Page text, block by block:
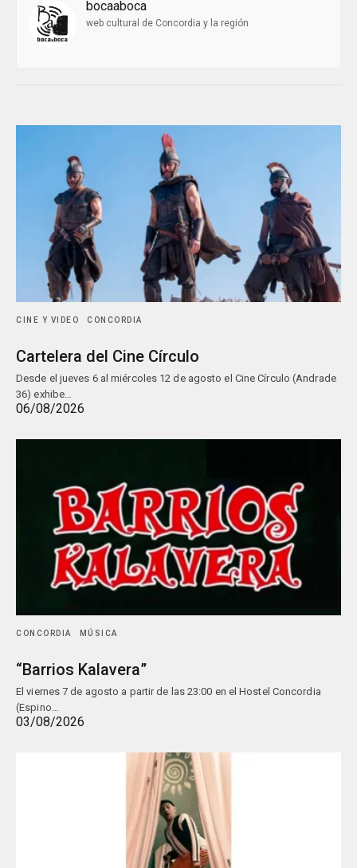
bocaaboca
web cultural de Concordia y la región
CINE Y VIDEO CONCORDIA
Cartelera del Cine Círculo
Desde el jueves 6 al miércoles 12 de agosto el Cine Círculo (Andrade
36) exhibe…
06/08/2026
CONCORDIA MÚSICA
“Barrios Kalavera”
El viernes 7 de agosto a partir de las 23:00 en el Hostel Concordia
(Espino…
03/08/2026